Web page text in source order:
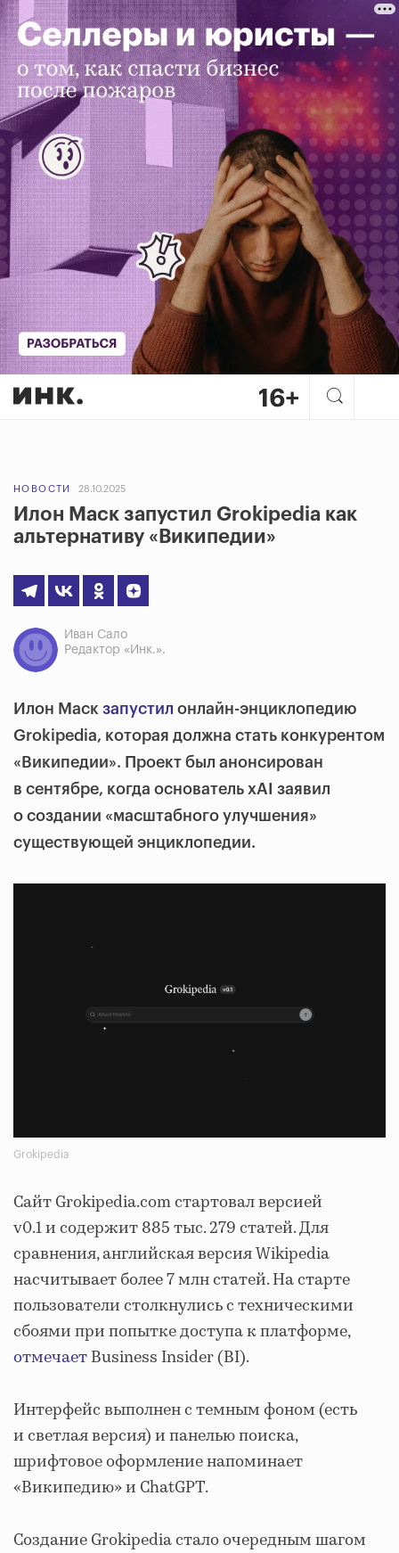
НОВОСТИ 28.10.2025
Илон Маск запустил Grokipedia как
альтернативу «Википедии»
Иван Сало
Редактор «Инк.».
Илон Маск запустил онлайн-энциклопедию
Grokipedia, которая должна стать конкурентом
«Википедии». Проект был анонсирован
в сентябре, когда основатель xAI заявил
о создании «масштабного улучшения»
существующей энциклопедии.
Grokipedia
Сайт Grokipedia.com стартовал версией
v0.1 и содержит 885 тыс. 279 статей. Для
сравнения, английская версия Wikipedia
насчитывает более 7 млн статей. На старте
пользователи столкнулись с техническими
сбоями при попытке доступа к платформе,
отмечаетBusiness Insider (BI).
Интерфейс выполнен с темным фоном (есть
и светлая версия) и панелью поиска,
шрифтовое оформление напоминает
«Википедию» и ChatGPT.
Создание Grokipedia стало очередным шагом